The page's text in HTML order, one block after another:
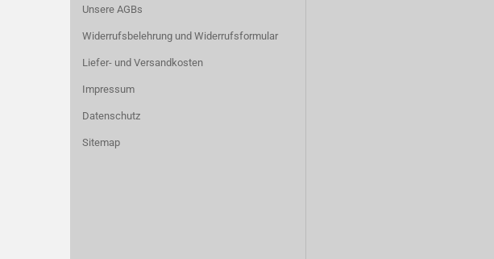
Unsere AGBs
Widerrufsbelehrung und Widerrufsformular
Liefer- und Versandkosten
Impressum
Datenschutz
Sitemap